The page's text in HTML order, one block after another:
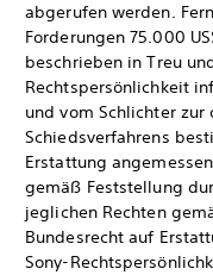
abgerufen werden.
Forderungen 75.000
beschrieben in Treu
Rechtspersönlichkeit
und vom Schlichter
Schiedsverfahrens
Erstattung
gemäß Feststellung
jeglichen Rechten
Bundesrecht auf
Sony-